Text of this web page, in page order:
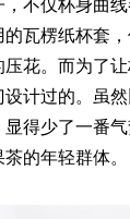
瓦楞纸杯套，
花。而为了
计过的。虽
得少了一番
的年轻群体。